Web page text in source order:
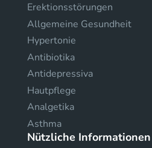
Erektionsstörungen
Allgemeine Gesundheit
Hypertonie
Antibiotika
Antidepressiva
Hautpflege
Analgetika
Asthma
Nützliche Informationen